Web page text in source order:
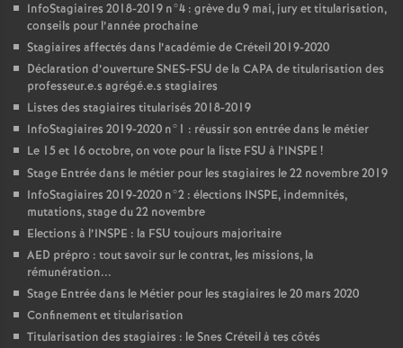
InfoStagiaires 2018-2019 n°4 : grève du 9 mai, jury et titularisation,
conseils pour l’année prochaine
Stagiaires affectés dans l’académie de Créteil 2019-2020
Déclaration d’ouvertureSNES-FSU de la CAPAde titularisation des
professeur.e.s agrégé.e.s stagiaires
Listes des stagiaires titularisés 2018-2019
InfoStagiaires 2019-2020 n°1 : réussir son entrée dans le métier
Le 15 et 16 octobre, on vote pour la liste FSU à l’INSPE !
Stage Entrée dans le métier pour les stagiaires le 22 novembre 2019
InfoStagiaires 2019-2020 n°2 : élections INSPE, indemnités,
mutations, stage du 22 novembre
Elections à l’INSPE : la FSU toujours majoritaire
AED prépro : tout savoir sur le contrat, les missions, la
rémunération...
Stage Entrée dans le Métier pour les stagiaires le 20 mars 2020
Confinement et titularisation
Titularisation des stagiaires : le Snes Créteil à tes côtés